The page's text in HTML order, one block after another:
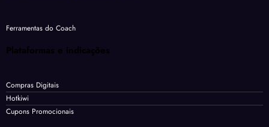
Ferramentas do Coach
Plataformas e indicações
Compras Digitais
Hotkiwi
Cupons Promocionais